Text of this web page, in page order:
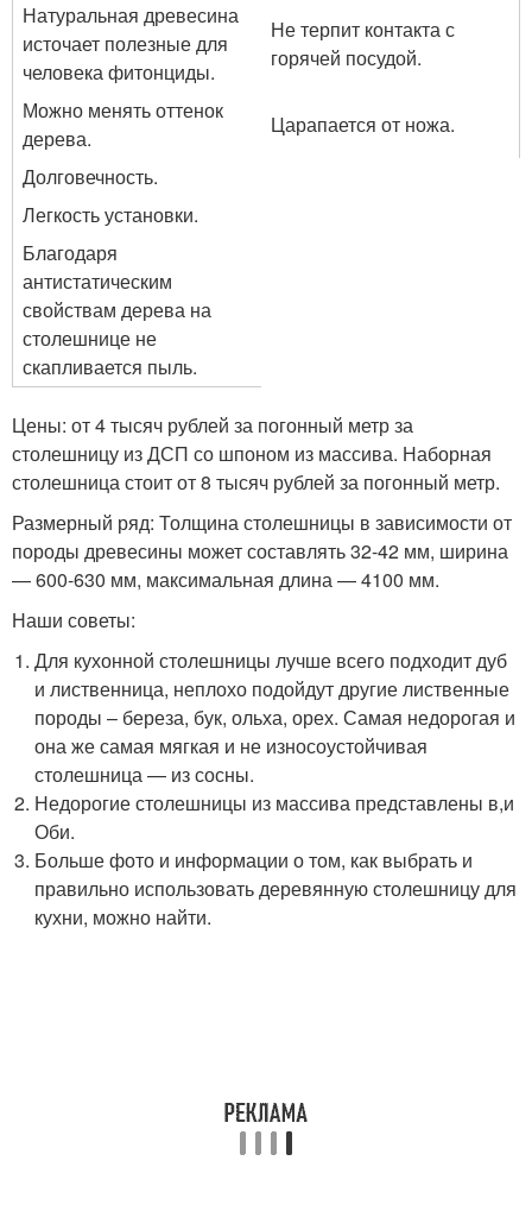
Натуральная древесина
источает полезные для
человека фитонциды.
Не терпит контакта с
горячей посудой.
Можно менять оттенок
дерева.
Царапается от ножа.
Долговечность.
Легкость установки.
Благодаря
антистатическим
свойствам дерева на
столешнице не
скапливается пыль.
Цены: от 4 тысяч рублей за погонный метр за
столешницу из ДСП со шпоном из массива. Наборная
столешница стоит от 8 тысяч рублей за погонный метр.
Размерный ряд: Толщина столешницы в зависимости от
породы древесины может составлять 32-42 мм, ширина
— 600-630 мм, максимальная длина — 4100 мм.
Наши советы:
Для кухонной столешницы лучше всего подходит дуб
и лиственница, неплохо подойдут другие лиственные
породы – береза, бук, ольха, орех. Самая недорогая и
она же самая мягкая и не износоустойчивая
столешница — из сосны.
Недорогие столешницы из массива представлены в,и
Оби.
Больше фото и информации о том, как выбрать и
правильно использовать деревянную столешницу для
кухни, можно найти.